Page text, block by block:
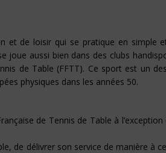
et de loisir qui se pratique en simple
joue aussi bien dans des clubs
de Table (FFTT). Ce sport est un
physiques dans les années 50.
de Tennis de Table à l’exception
de délivrer son service de manière à